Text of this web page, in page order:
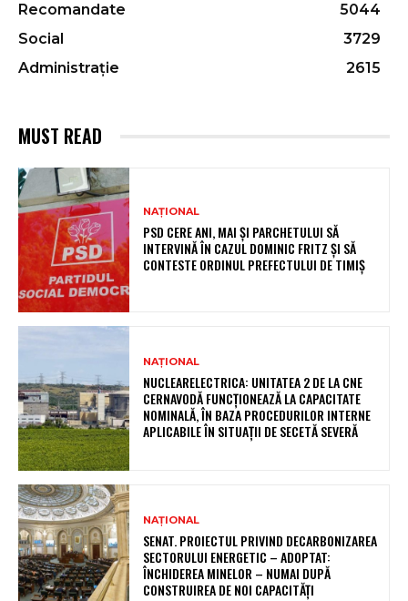
Recomandate
5044
Social
3729
Administrație
2615
MUST READ
NAȚIONAL
PSD CERE ANI, MAI ȘI PARCHETULUI SĂ
INTERVINĂ ÎN CAZUL DOMINIC FRITZ ȘI SĂ
CONTESTE ORDINUL PREFECTULUI DE TIMIȘ
NAȚIONAL
NUCLEARELECTRICA: UNITATEA 2 DE LA CNE
CERNAVODĂ FUNCȚIONEAZĂ LA CAPACITATE
NOMINALĂ, ÎN BAZA PROCEDURILOR INTERNE
APLICABILE ÎN SITUAȚII DE SECETĂ SEVERĂ
NAȚIONAL
SENAT. PROIECTUL PRIVIND DECARBONIZAREA
SECTORULUI ENERGETIC – ADOPTAT:
ÎNCHIDEREA MINELOR – NUMAI DUPĂ
CONSTRUIREA DE NOI CAPACITĂȚI